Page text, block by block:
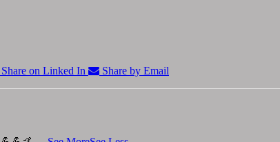
Share on Linked In Share by Email